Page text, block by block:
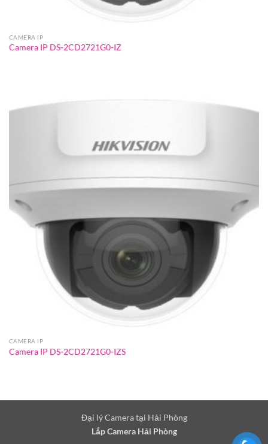
CAMERA IP
Camera IP DS-2CD2721G0-IZ
CAMERA IP
Camera IP DS-2CD2721G0-IZS
Đại lý Camera tại Hải Phòng
Lắp Camera Hải Phòng